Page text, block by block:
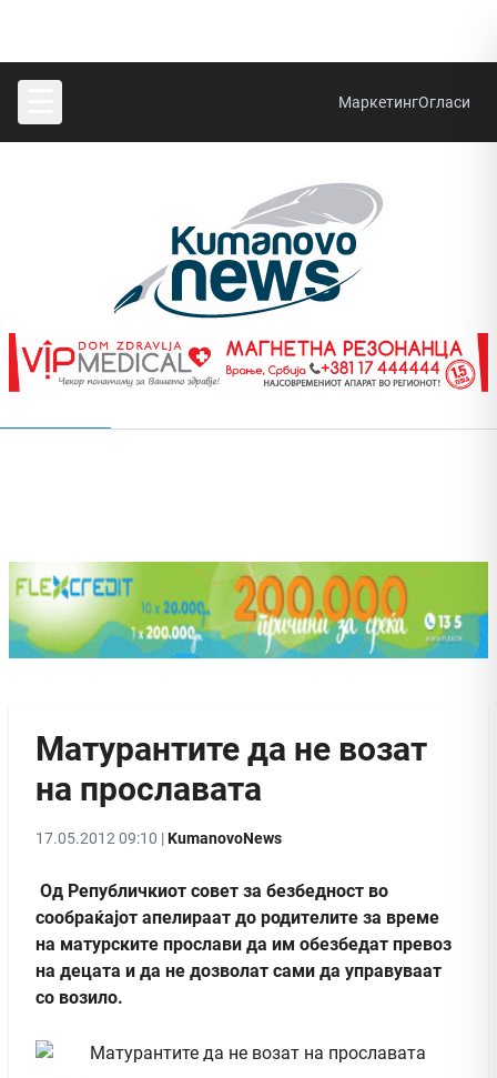
МаркетингОгласи
Матурантите да не возат
на прославата
17.05.2012 09:10 |KumanovoNews
Од Републичкиот совет за безбедност во
сообраќајот апелираат до родителите за време
на матурските прослави да им обезбедат превоз
на децата и да не дозволат сами да управуваат
со возило.